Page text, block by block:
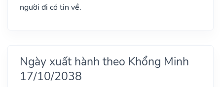
người đi có tin về.
Ngày xuất hành theo Khổng Minh
17/10/2038